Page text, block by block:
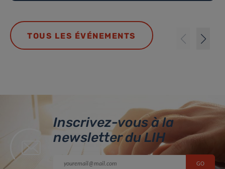
TOUS LES ÉVÉNEMENTS
Inscrivez-vous à la
newsletter du LIH